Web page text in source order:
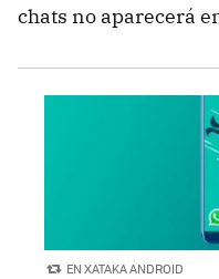
chats no aparecerá
EN XATAKA ANDROID